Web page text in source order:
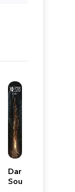
Dark
Souls: